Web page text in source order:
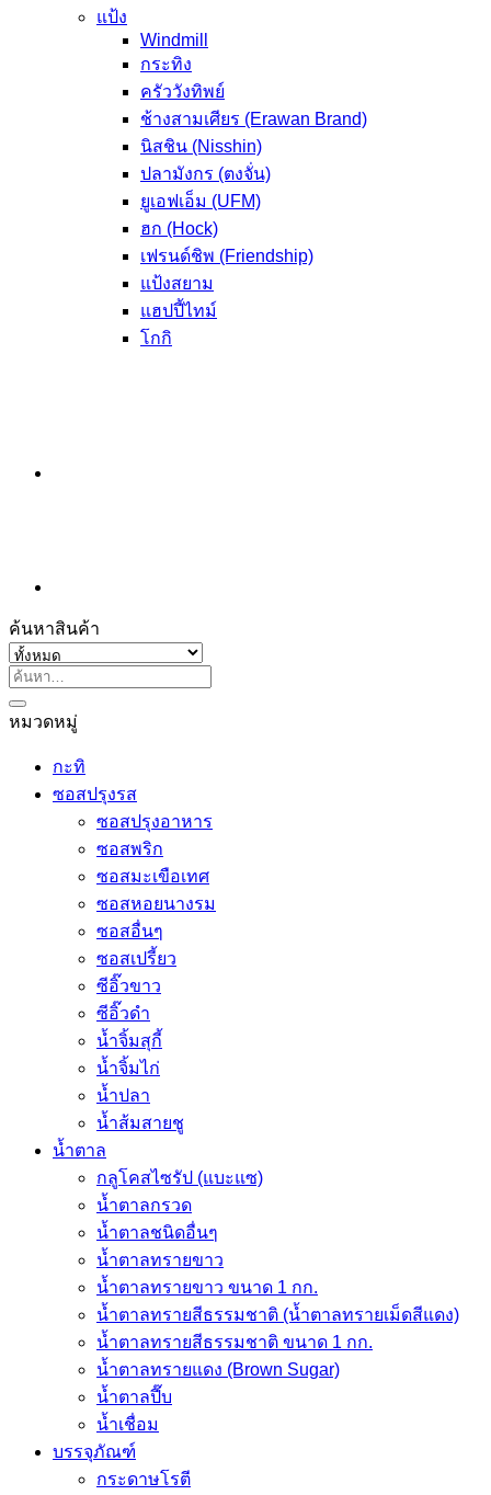
แป้ง
Windmill
กระทิง
ครัววังทิพย์
ช้างสามเศียร (Erawan Brand)
นิสชิน (Nisshin)
ปลามังกร (ตงจั่น)
ยูเอฟเอ็ม (UFM)
ฮก (Hock)
เฟรนด์ชิพ (Friendship)
แป้งสยาม
แฮปปี้ไทม์
โกกิ
ค้นหาสินค้า
ค้นหา:
หมวดหมู่
กะทิ
ซอสปรุงรส
ซอสปรุงอาหาร
ซอสพริก
ซอสมะเขือเทศ
ซอสหอยนางรม
ซอสอื่นๆ
ซอสเปรี้ยว
ซีอิ๊วขาว
ซีอิ๊วดำ
น้ำจิ้มสุกี้
น้ำจิ้มไก่
น้ำปลา
น้ำส้มสายชู
น้ำตาล
กลูโคสไซรัป (แบะแซ)
น้ำตาลกรวด
น้ำตาลชนิดอื่นๆ
น้ำตาลทรายขาว
น้ำตาลทรายขาว ขนาด 1 กก.
น้ำตาลทรายสีธรรมชาติ (น้ำตาลทรายเม็ดสีแดง)
น้ำตาลทรายสีธรรมชาติ ขนาด 1 กก.
น้ำตาลทรายแดง (Brown Sugar)
น้ำตาลปี๊บ
น้ำเชื่อม
บรรจุภัณฑ์
กระดาษโรตี